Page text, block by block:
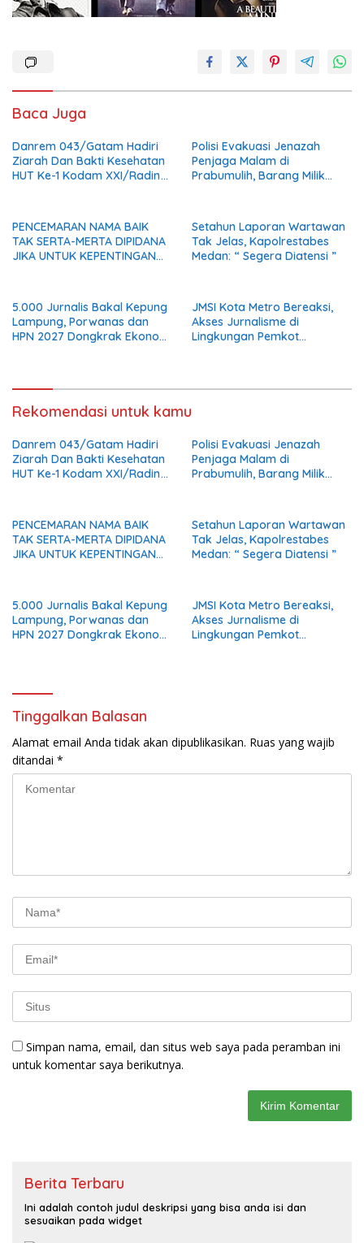
Baca Juga
Danrem 043/Gatam Hadiri
Ziarah Dan Bakti Kesehatan
HUT Ke-1 Kodam XXI/Radin
Polisi Evakuasi Jenazah
Penjaga Malam di
Prabumulih, Barang Milik
PENCEMARAN NAMA BAIK
TAK SERTA-MERTA DIPIDANA
JIKA UNTUK KEPENTINGAN
Setahun Laporan Wartawan
Tak Jelas, Kapolrestabes
Medan: “ Segera Diatensi ”
5.000 Jurnalis Bakal Kepung
Lampung, Porwanas dan
HPN 2027 Dongkrak Ekonomi
JMSI Kota Metro Bereaksi,
Akses Jurnalisme di
Lingkungan Pemkot
Rekomendasi untuk kamu
Danrem 043/Gatam Hadiri
Ziarah Dan Bakti Kesehatan
HUT Ke-1 Kodam XXI/Radin
Polisi Evakuasi Jenazah
Penjaga Malam di
Prabumulih, Barang Milik
PENCEMARAN NAMA BAIK
TAK SERTA-MERTA DIPIDANA
JIKA UNTUK KEPENTINGAN
Setahun Laporan Wartawan
Tak Jelas, Kapolrestabes
Medan: “ Segera Diatensi ”
5.000 Jurnalis Bakal Kepung
Lampung, Porwanas dan
HPN 2027 Dongkrak Ekonomi
JMSI Kota Metro Bereaksi,
Akses Jurnalisme di
Lingkungan Pemkot
Tinggalkan Balasan
Alamat email Anda tidak akan dipublikasikan. Ruas yang wajib
ditandai *
Simpan nama, email, dan situs web saya pada peramban ini
untuk komentar saya berikutnya.
Berita Terbaru
Ini adalah contoh judul deskripsi yang bisa anda isi dan
sesuaikan pada widget